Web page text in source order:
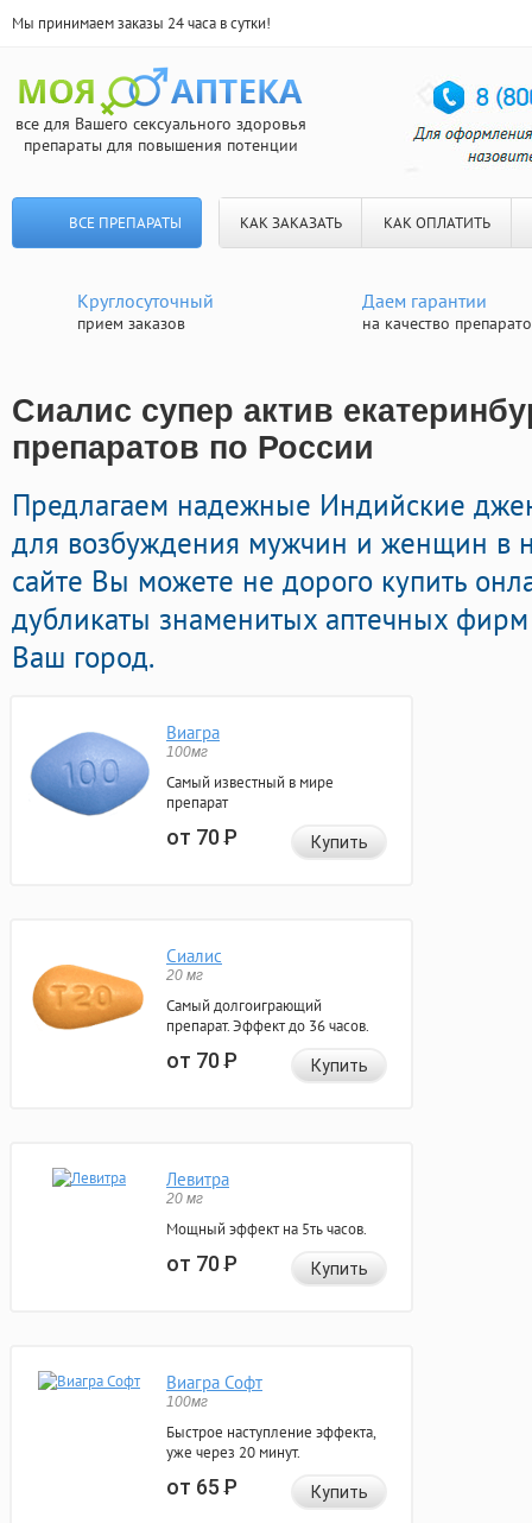
Мы принимаем заказы 24 часа в сутки!
все для Вашего сексуального здоровья
препараты для повышения потенции
ВСЕ ПРЕПАРАТЫ КАК ЗАКАЗАТЬ КАК ОПЛАТИТЬ
Круглосуточный
прием заказов
Даем гарантии
на качество
Сиалис супер актив
препаратов по России
Предлагаем надежные Индийские
для возбуждения мужчин и женщин в
сайте Вы можете не дорого купить
дубликаты знаменитых аптечных
Ваш город.
Виагра
100мг
Самый известный в мире
препарат
от 70Р Купить
Сиалис
20 мг
Самый долгоиграющий
препарат. Эффект до 36 часов.
от 70Р Купить
Левитра
20 мг
Мощный эффект на 5ть часов.
от 70Р Купить
Виагра Софт
100мг
Быстрое наступление эффекта,
уже через 20 минут.
от 65Р Купить